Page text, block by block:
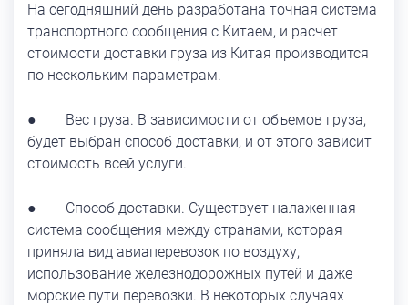
На сегодняшний день разработана точная система
транспортного сообщения с Китаем, и расчет
стоимости доставки груза из Китая производится
по нескольким параметрам.
● Вес груза. В зависимости от объемов груза,
будет выбран способ доставки, и от этого зависит
стоимость всей услуги.
● Способ доставки. Существует налаженная
система сообщения между странами, которая
приняла вид авиаперевозок по воздуху,
использование железнодорожных путей и даже
морские пути перевозки. В некоторых случаях